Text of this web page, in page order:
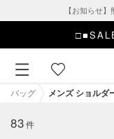
【お知らせ
バッグ メンズ ショルダ
83件